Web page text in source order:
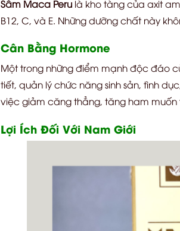
Sâm Maca Perulà kho tàng của axit
B12, C, và E. Những dưỡng chất này
Cân Bằng Hormone
Một trong những điểm mạnh độc đáo
tiết, quản lý chức năng sinh sản, tình
việc giảm căng thẳng, tăng ham muốn
Lợi Ích Đối Với Nam Giới